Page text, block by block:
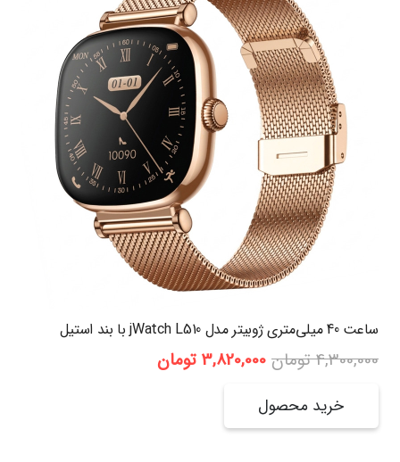
ساعت 40 میلی‌متری ژوبیتر مدل jWatch L510 با بند استیل
4,300,000 تومان قیمت
بود.
3,820,000 تومان
خرید محصول